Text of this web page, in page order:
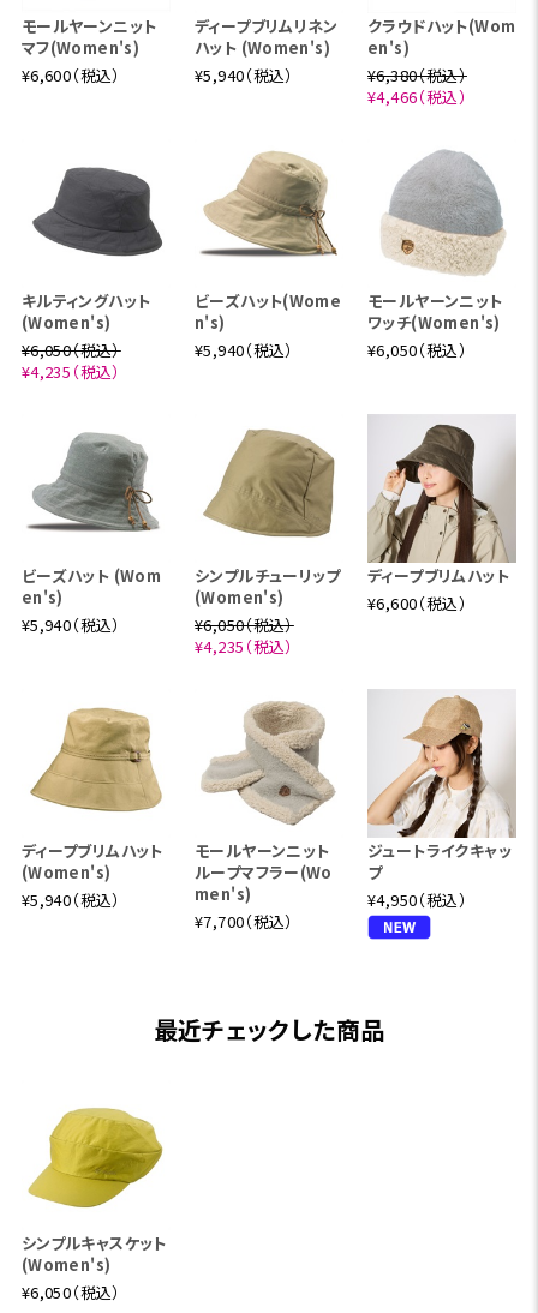
モールヤーンニット
マフ(Women's)
¥6,600（税込）
ディープブリムリネン
ハット (Women's)
¥5,940（税込）
クラウドハット(Wom
en's)
¥6,380（税込）
¥4,466（税込）
キルティングハット
(Women's)
¥6,050（税込）
¥4,235（税込）
ビーズハット(Wome
n's)
¥5,940（税込）
モールヤーンニット
ワッチ(Women's)
¥6,050（税込）
ビーズハット (Wom
en's)
¥5,940（税込）
シンプルチューリップ
(Women's)
¥6,050（税込）
¥4,235（税込）
ディープブリムハット
¥6,600（税込）
ディープブリムハット
(Women's)
¥5,940（税込）
モールヤーンニット
ループマフラー(Wo
men's)
¥7,700（税込）
ジュートライクキャッ
プ
¥4,950（税込）
最近チェックした商品
シンプルキャスケット
(Women's)
¥6,050（税込）